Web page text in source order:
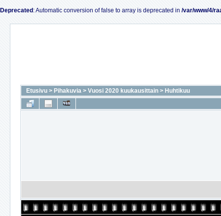
Deprecated : Automatic conversion of false to array is deprecated in /var/www/4/
Etusivu > Pihakuvia > Vuosi 2020 kuukausittain > Huhtikuu